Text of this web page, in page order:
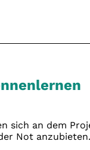
sich an dem
Not anzubieten.